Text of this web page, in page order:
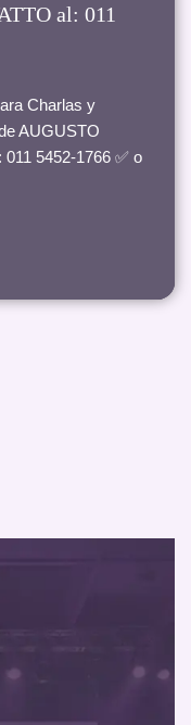
al: 011
Charlas y
AUGUSTO
5452-1766 ✅ o